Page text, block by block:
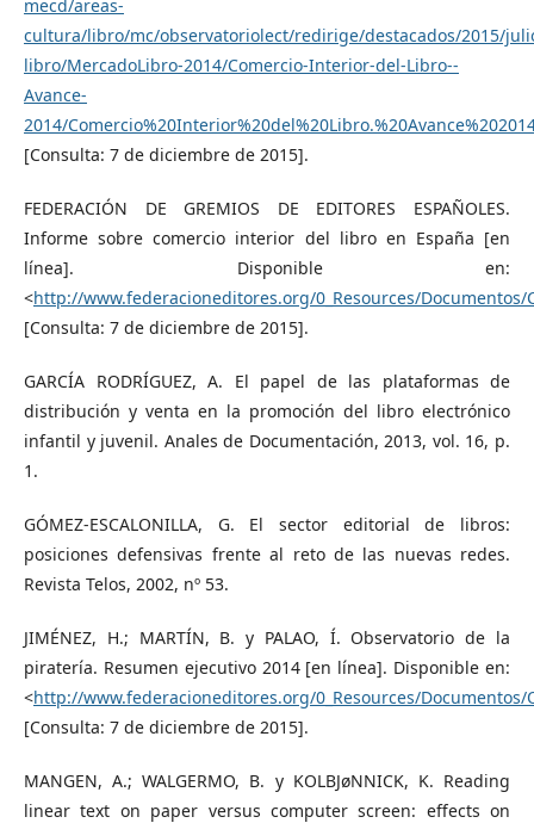
mecd/areas-
cultura/libro/mc/observatoriolect/redirige/destacados/2015/
libro/MercadoLibro-2014/Comercio-Interior-del-Libro--
Avance-
2014/
[Consulta: 7 de diciembre de 2015].
FEDERACIÓN DE GREMIOS DE EDITORES ESPAÑOLES.
Informe sobre comercio interior del libro en España [en
línea]. Disponible en:
<http://www.federacioneditores.org/0_Resources/
[Consulta: 7 de diciembre de 2015].
GARCÍA RODRÍGUEZ, A. El papel de las plataformas de
distribución y venta en la promoción del libro electrónico
infantil y juvenil. Anales de Documentación, 2013, vol. 16, p.
1.
GÓMEZ-ESCALONILLA, G. El sector editorial de libros:
posiciones defensivas frente al reto de las nuevas redes.
Revista Telos, 2002, nº 53.
JIMÉNEZ, H.; MARTÍN, B. y PALAO, Í. Observatorio de la
piratería. Resumen ejecutivo 2014 [en línea]. Disponible en:
<http://www.federacioneditores.org/0_Resources/
[Consulta: 7 de diciembre de 2015].
MANGEN, A.; WALGERMO, B. y KOLBJøNNICK, K. Reading
linear text on paper versus computer screen: effects on